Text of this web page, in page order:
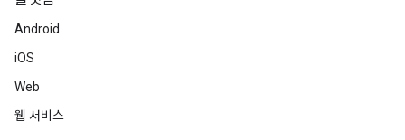
Android
iOS
Web
웹 서비스